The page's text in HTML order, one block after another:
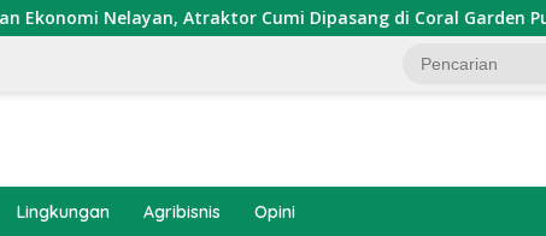
Atraktor Cumi Dipasang di Coral Garden Pulau Barrang Caddi
Lingkungan Agribisnis Opini